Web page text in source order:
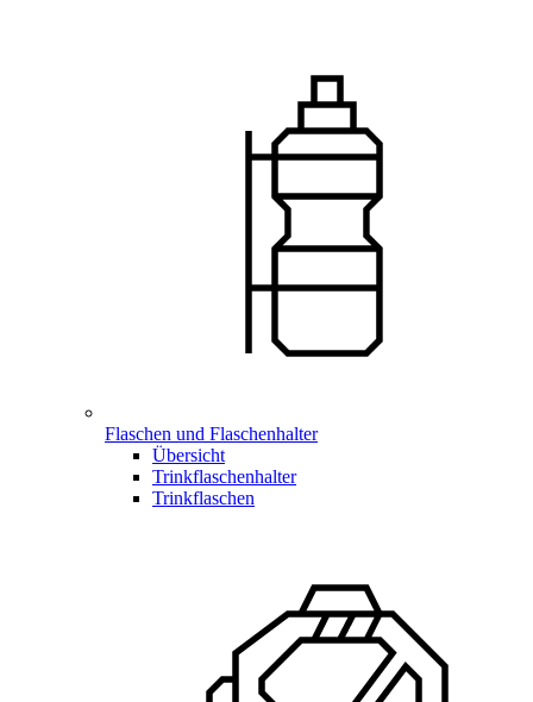
Flaschen und Flaschenhalter
Übersicht
Trinkflaschenhalter
Trinkflaschen